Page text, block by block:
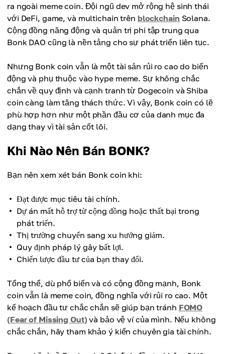
ra ngoài meme coin. Đội ngũ dev mở rộng hệ sinh thái
với DeFi, game, và multichain trên blockchain Solana.
Cộng đồng năng động và quản trị phi tập trung qua
Bonk DAO cũng là nền tảng cho sự phát triển liên tục.
Nhưng Bonk coin vẫn là một tài sản rủi ro cao do biến
động và phụ thuộc vào hype meme. Sự không chắc
chắn về quy định và cạnh tranh từ Dogecoin và Shiba
coin càng làm tăng thách thức. Vì vậy, Bonk coin có lẽ
phù hợp hơn như một phần đầu cơ của danh mục đa
dạng thay vì tài sản cốt lõi.
Khi Nào Nên Bán BONK?
Bạn nên xem xét bán Bonk coin khi:
Đạt được mục tiêu tài chính.
Dự án mất hỗ trợ từ cộng đồng hoặc thất bại trong
phát triển.
Thị trường chuyển sang xu hướng giảm.
Quy định pháp lý gây bất lợi.
Chiến lược đầu tư của bạn thay đổi.
Tổng thể, dù phổ biến và có cộng đồng mạnh, Bonk
coin vẫn là meme coin, đồng nghĩa với rủi ro cao. Một
kế hoạch đầu tư chắc chắn sẽ giúp bạn tránh FOMO
(Fear of Missing Out) và bảo vệ ví của mình. Nếu không
chắc chắn, hãy tham khảo ý kiến chuyên gia tài chính.